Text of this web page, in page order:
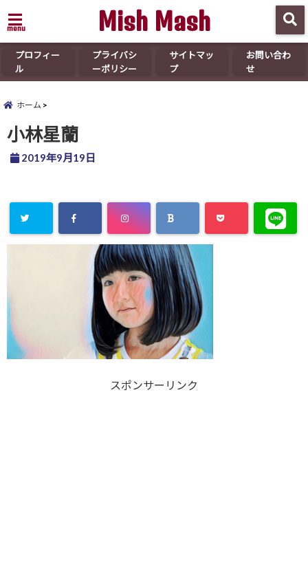
menu Mish Mash
プロフィー
ル
プライバシ
ーポリシー
サイトマッ
プ
お問い合わ
せ
ホーム
小林星蘭
2019年9月19日
スポンサーリンク